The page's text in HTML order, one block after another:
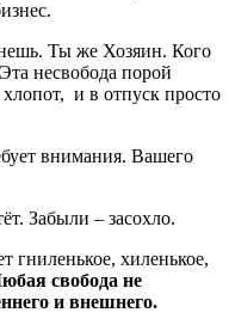
Ты же Хозяин. Кого
несвобода порой
хлопот, и в отпуск просто
внимания. Вашего
Забыли – засохло.
гниленькое, хиленькое,
свобода не
и внешнего.